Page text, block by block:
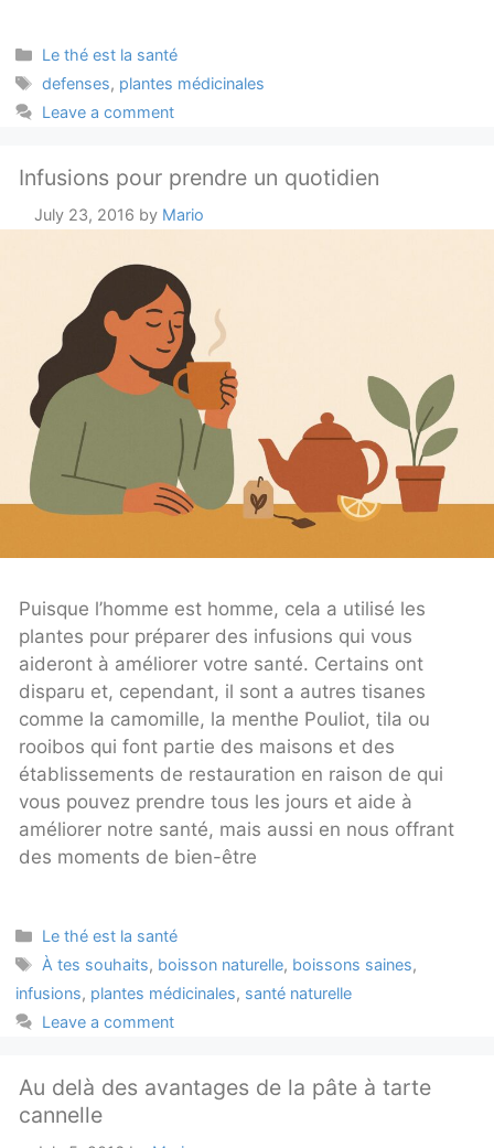
Categories
Le thé est la santé
Tags
defenses, plantes médicinales
Leave a comment
Infusions pour prendre un quotidien
July 23, 2016 by Mario
Puisque l’homme est homme, cela a utilisé les
plantes pour préparer des infusions qui vous
aideront à améliorer votre santé. Certains ont
disparu et, cependant, il sont a autres tisanes
comme la camomille, la menthe Pouliot, tila ou
rooibos qui font partie des maisons et des
établissements de restauration en raison de qui
vous pouvez prendre tous les jours et aide à
améliorer notre santé, mais aussi en nous offrant
des moments de bien-être
Categories
Le thé est la santé
Tags
À tes souhaits, boisson naturelle, boissons saines,
infusions, plantes médicinales, santé naturelle
Leave a comment
Au delà des avantages de la pâte à tarte
cannelle